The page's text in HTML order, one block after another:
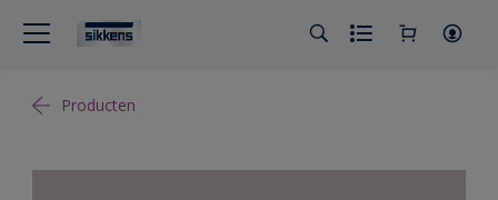
Producten